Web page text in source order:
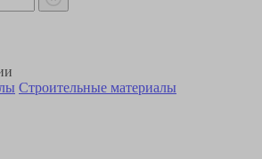
Строительные материалы